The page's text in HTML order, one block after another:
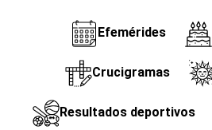
Efemérides
Crucigramas
Resultados deportivos